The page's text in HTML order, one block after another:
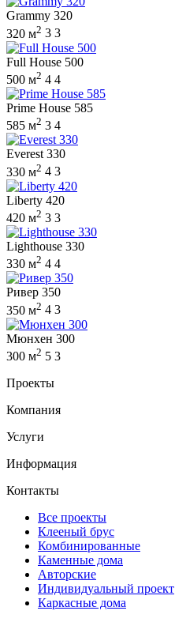
Grammy 320
320 м2 3 3
Full House 500
500 м2 4 4
Prime House 585
585 м2 3 4
Everest 330
330 м2 4 3
Liberty 420
420 м2 3 3
Lighthouse 330
330 м2 4 4
Ривер 350
350 м2 4 3
Мюнхен 300
300 м2 5 3
Проекты
Компания
Услуги
Информация
Контакты
Все проекты
Клееный брус
Комбинированные
Каменные дома
Авторские
Индивидуальный проект
Каркасные дома